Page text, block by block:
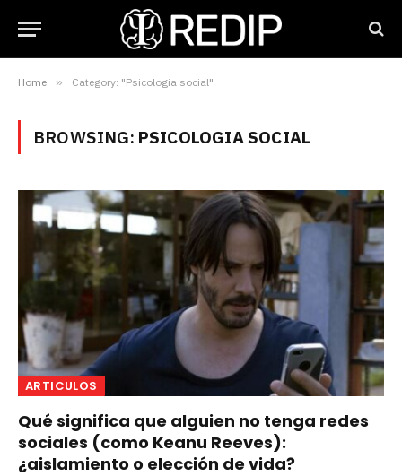
Home » Category: "Psicologia social"
BROWSING: PSICOLOGIA SOCIAL
ARTICULOS
Qué significa que alguien no tenga redes
sociales (como Keanu Reeves):
¿aislamiento o elección de vida?